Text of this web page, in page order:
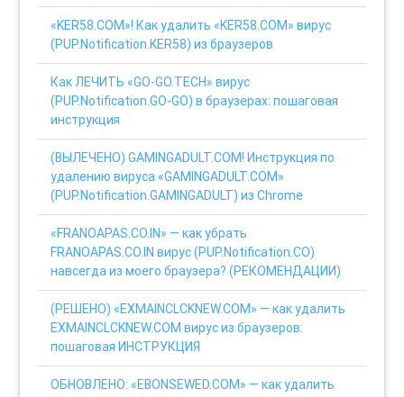
«KER58.COM»! Как удалить «KER58.COM» вирус
(PUP.Notification.KER58) из браузеров
Как ЛЕЧИТЬ «GO-GO.TECH» вирус
(PUP.Notification.GO-GO) в браузерах: пошаговая
инструкция
(ВЫЛЕЧЕНО) GAMINGADULT.COM! Инструкция по
удалению вируса «GAMINGADULT.COM»
(PUP.Notification.GAMINGADULT) из Chrome
«FRANOAPAS.CO.IN» — как убрать
FRANOAPAS.CO.IN вирус (PUP.Notification.CO)
навсегда из моего браузера? (РЕКОМЕНДАЦИИ)
(РЕШЕНО) «EXMAINCLCKNEW.COM» — как удалить
EXMAINCLCKNEW.COM вирус из браузеров:
пошаговая ИНСТРУКЦИЯ
ОБНОВЛЕНО: «EBONSEWED.COM» — как удалить